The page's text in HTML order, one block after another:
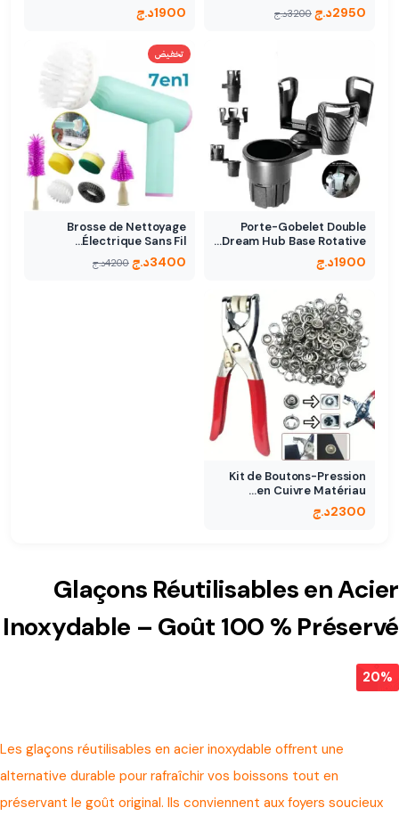
2950د.ج 3200د.ج 1900د.ج
Porte-Gobelet Double
Dream Hub Base Rotative…
1900د.ج
تخفيض
Brosse de Nettoyage
Électrique Sans Fil…
3400د.ج 4200د.ج
Kit de Boutons-Pression
en Cuivre Matériau…
2300د.ج
Glaçons Réutilisables en Acier
Inoxydable – Goût 100 % Préservé
20%
Les glaçons réutilisables en acier inoxydable offrent une
alternative durable pour rafraîchir vos boissons tout en
préservant le goût original. Ils conviennent aux foyers soucieux